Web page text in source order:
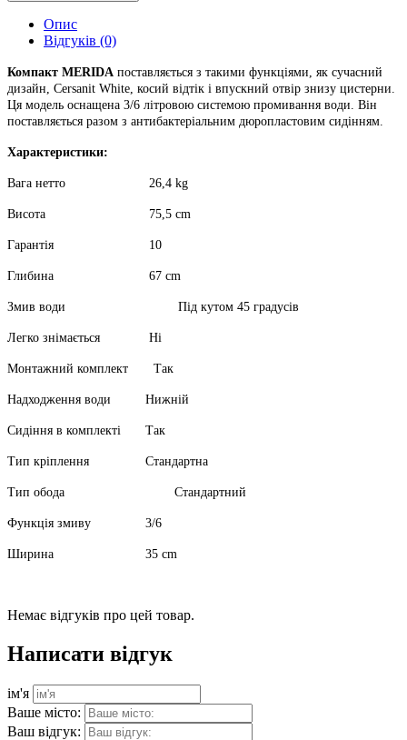
Опис
Відгуків (0)
Компакт MERIDA поставляється з такими функціями, як сучасний
дизайн, Cersanit White, косий відтік і впускний отвір знизу цистерни.
Ця модель оснащена 3/6 літровою системою промивання води. Він
поставляється разом з антибактеріальним дюропластовим сидінням.
Характеристики:
Вага нетто 26,4 kg
Висота 75,5 cm
Гарантія 10
Глибина 67 cm
Змив води Під кутом 45 градусів
Легко знімається Ні
Монтажний комплект Так
Надходження води Нижній
Сидіння в комплекті Так
Тип кріплення Стандартна
Тип обода Стандартний
Функція змиву 3/6
Ширина 35 cm
Немає відгуків про цей товар.
Написати відгук
ім'я
Ваше місто:
Ваш відгук: